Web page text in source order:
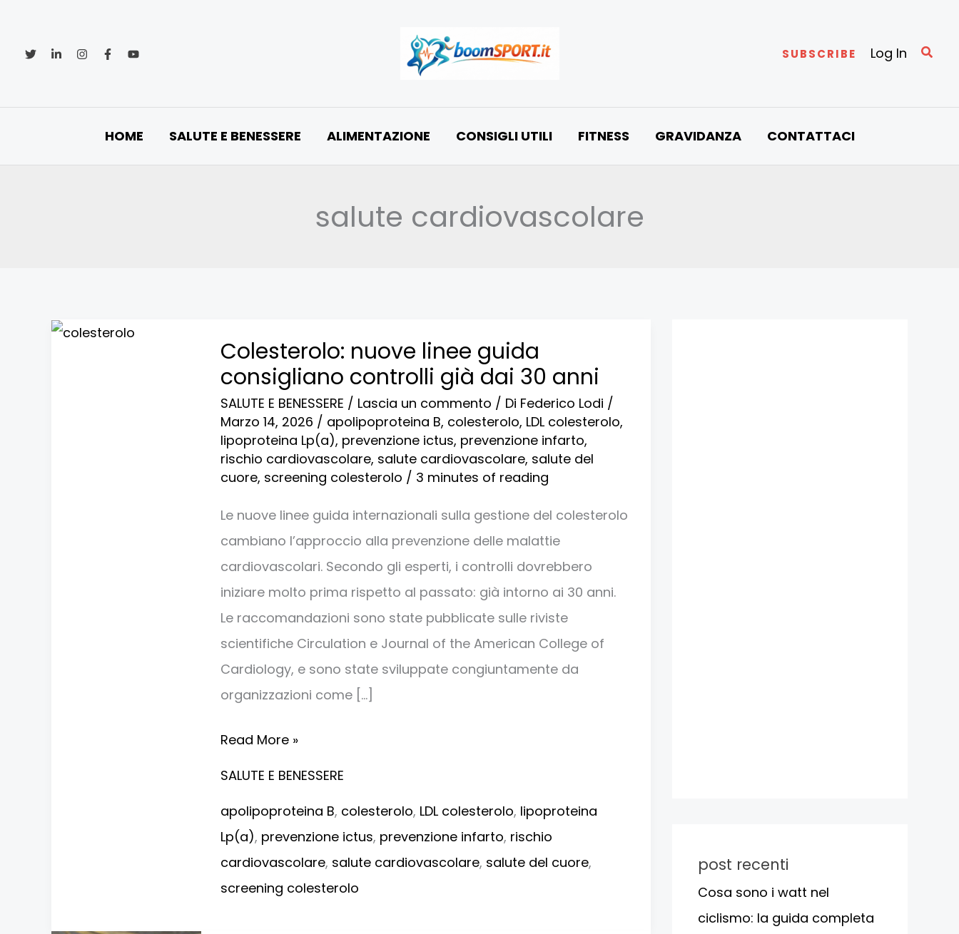
contenuto
SUBSCRIBE Log In Cerca
HOME SALUTE E BENESSERE ALIMENTAZIONE CONSIGLI UTILI FITNESS GRAVIDANZA CONTATTACI
salute cardiovascolare
Colesterolo: nuove linee guida
consigliano controlli già dai 30 anni
SALUTE E BENESSERE / Lascia un commento / Di Federico Lodi /
Marzo 14, 2026 / apolipoproteina B, colesterolo, LDL colesterolo,
lipoproteina Lp(a), prevenzione ictus, prevenzione infarto,
rischio cardiovascolare, salute cardiovascolare, salute del
cuore, screening colesterolo / 3 minutes of reading
Le nuove linee guida internazionali sulla gestione del colesterolo
cambiano l’approccio alla prevenzione delle malattie
cardiovascolari. Secondo gli esperti, i controlli dovrebbero
iniziare molto prima rispetto al passato: già intorno ai 30 anni.
Le raccomandazioni sono state pubblicate sulle riviste
scientifiche Circulation e Journal of the American College of
Cardiology, e sono state sviluppate congiuntamente da
organizzazioni come […]
nuove
linee
guida
consigliano
controlli
già
dai
30
anni
Read More »
SALUTE E BENESSERE
apolipoproteina B, colesterolo, LDL colesterolo, lipoproteina
Lp(a), prevenzione ictus, prevenzione infarto, rischio
cardiovascolare, salute cardiovascolare, salute del cuore,
screening colesterolo
post recenti
Cosa sono i watt nel
ciclismo: la guida completa